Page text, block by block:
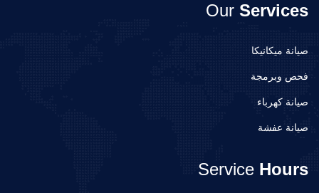
Our Services
صيانة ميكانيكا
فحص وبرمجة
صيانة كهرباء
صيانة عفشة
Service Hours